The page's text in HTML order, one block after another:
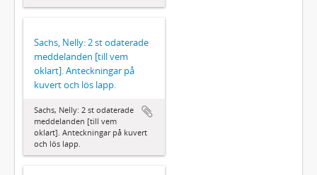
Sachs, Nelly: 2 st odaterade
meddelanden [till vem
oklart]. Anteckningar på
kuvert och lös lapp.
Sachs, Nelly: 2 st odaterade
meddelanden [till vem
oklart]. Anteckningar på kuvert
och lös lapp.